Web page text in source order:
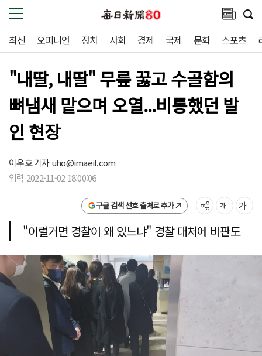
최신 오피니언 정치 사회 경제 국제 문화 스포츠
"내딸, 내딸" 무릎 꿇고 수골함의
뼈냄새 맡으며 오열...비통했던 발
인 현장
이우호 기자uho@imaeil.com
입력 2022-11-02 18:00:06
구글 검색 선호 출처로 추가
"이럴거면 경찰이 왜 있느냐" 경찰 대처에 비판도